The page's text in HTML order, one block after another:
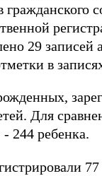
29 записей
в
Для
- 244 ребенка.